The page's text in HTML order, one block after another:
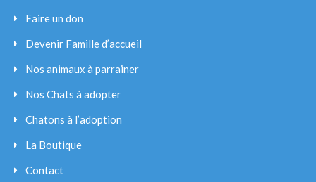
Faire un don
Devenir Famille d’accueil
Nos animaux à parrainer
Nos Chats à adopter
Chatons à l’adoption
La Boutique
Contact